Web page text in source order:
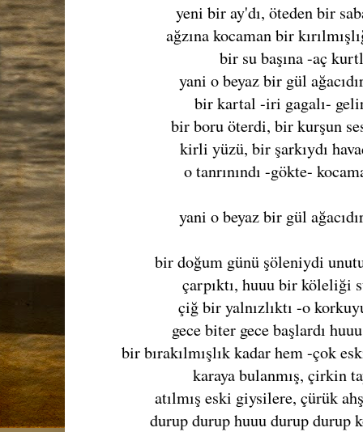
yeni bir ay'dı, öteden bir
ağzına kocaman bir
bir su başına -aç
yani o beyaz bir gül
bir kartal -iri gagalı-
bir boru öterdi, bir kurşun
kirli yüzü, bir şarkıydı
o tanrınındı -gökte-
yani o beyaz bir gül
bir doğum günü şöleniydi
çarpıktı, huuu bir köleliği
çiğ bir yalnızlıktı -o
gece biter gece başlardı
bir bırakılmışlık kadar hem -çok
karaya bulanmış, çirkin
atılmış eski giysilere, çürük
durup durup huuu durup durup